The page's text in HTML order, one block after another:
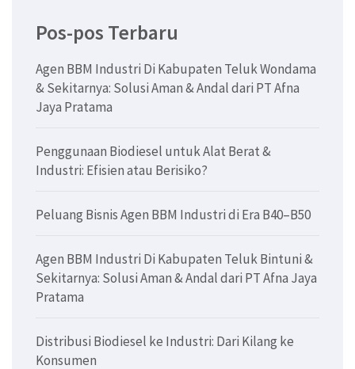
Pos-pos Terbaru
Agen BBM Industri Di Kabupaten Teluk Wondama
& Sekitarnya: Solusi Aman & Andal dari PT Afna
Jaya Pratama
Penggunaan Biodiesel untuk Alat Berat &
Industri: Efisien atau Berisiko?
Peluang Bisnis Agen BBM Industri di Era B40–B50
Agen BBM Industri Di Kabupaten Teluk Bintuni &
Sekitarnya: Solusi Aman & Andal dari PT Afna Jaya
Pratama
Distribusi Biodiesel ke Industri: Dari Kilang ke
Konsumen